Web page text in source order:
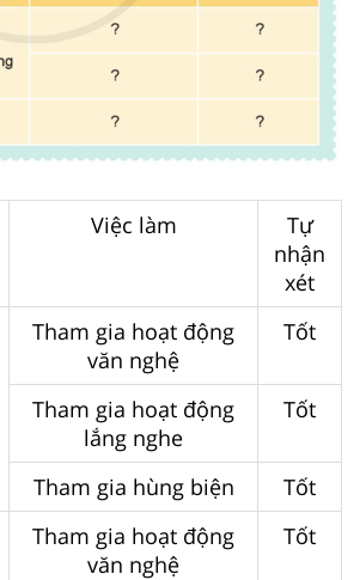
Việc làm
Tự
nhận
xét
Tham gia hoạt động
văn nghệ
Tốt
Tham gia hoạt động
lắng nghe
Tốt
Tham gia hùng biện
Tốt
Tham gia hoạt động
văn nghệ
Tốt